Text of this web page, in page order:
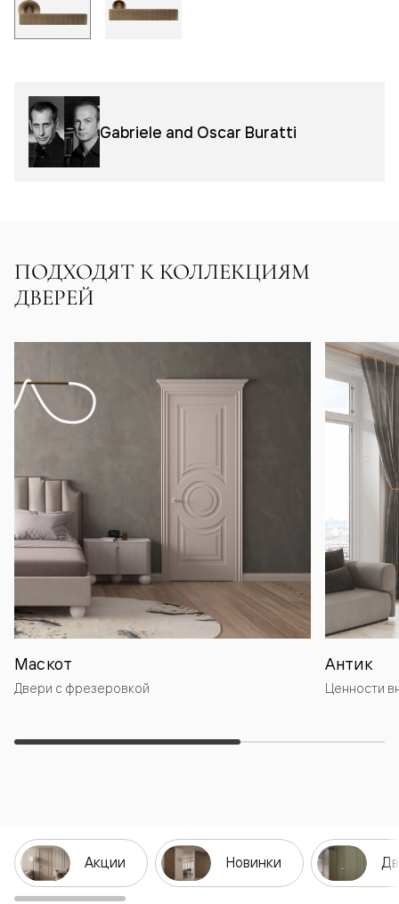
Gabriele and Oscar Buratti
ПОДХОДЯТ К КОЛЛЕКЦИЯМ
ДВЕРЕЙ
Маскот
Двери с фрезеровкой
Антик
Ценности
Акции Новинки